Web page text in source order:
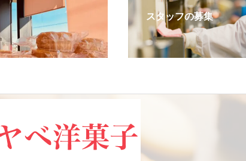
スタッフの募集